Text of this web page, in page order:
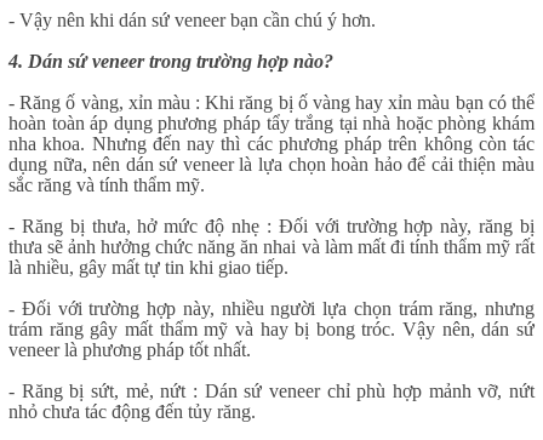
- Vậy nên khi dán sứ veneer bạn cần chú ý hơn.
4. Dán sứ veneer trong trường hợp nào?
- Răng ố vàng, xỉn màu : Khi răng bị ố vàng hay xỉn màu bạn có thể
hoàn toàn áp dụng phương pháp tẩy trắng tại nhà hoặc phòng khám
nha khoa. Nhưng đến nay thì các phương pháp trên không còn tác
dụng nữa, nên dán sứ veneer là lựa chọn hoàn hảo để cải thiện màu
sắc răng và tính thẩm mỹ.
- Răng bị thưa, hở mức độ nhẹ : Đối với trường hợp này, răng bị
thưa sẽ ảnh hưởng chức năng ăn nhai và làm mất đi tính thẩm mỹ rất
là nhiều, gây mất tự tin khi giao tiếp.
- Đối với trường hợp này, nhiều người lựa chọn trám răng, nhưng
trám răng gây mất thẩm mỹ và hay bị bong tróc. Vậy nên, dán sứ
veneer là phương pháp tốt nhất.
- Răng bị sứt, mẻ, nứt : Dán sứ veneer chỉ phù hợp mảnh vỡ, nứt
nhỏ chưa tác động đến tủy răng.